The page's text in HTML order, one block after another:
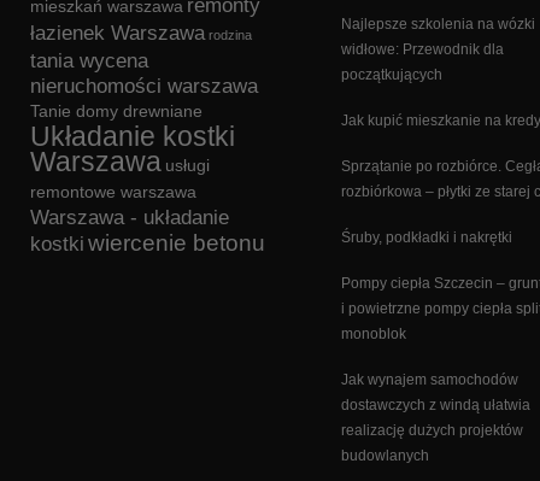
mieszkań warszawa remonty
łazienek Warszawa rodzina
tania wycena
nieruchomości warszawa
Tanie domy drewniane
Układanie kostki
Warszawa usługi
remontowe warszawa
Warszawa - układanie
kostki wiercenie betonu
Najlepsze szkolenia na wózki
widłowe: Przewodnik dla
początkujących
Jak kupić mieszkanie na
Sprzątanie po rozbiórce.
rozbiórkowa – płytki ze starej
Śruby, podkładki i nakrętki
Pompy ciepła Szczecin –
i powietrzne pompy ciepła
monoblok
Jak wynajem samochodów
dostawczych z windą ułatwia
realizację dużych projektów
budowlanych